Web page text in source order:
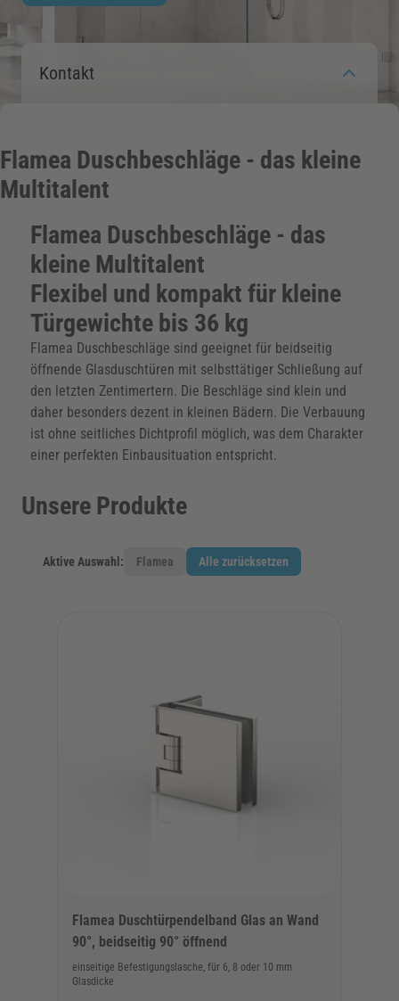
für Kategorie Zargen anzeigen
für Kategorie Aussenverglasung
für Kategorie Angebote anzeigen
Kontakt
Flamea Duschbeschläge - das kleine
Multitalent
Flamea Duschbeschläge - das
kleine Multitalent
Flexibel und kompakt für kleine
Türgewichte bis 36 kg
Flamea Duschbeschläge sind geeignet für beidseitig
öffnende Glasduschtüren mit selbsttätiger Schließung auf
den letzten Zentimertern. Die Beschläge sind klein und
daher besonders dezent in kleinen Bädern. Die Verbauung
ist ohne seitliches Dichtprofil möglich, was dem Charakter
einer perfekten Einbausituation entspricht.
Unsere Produkte
Aktive Auswahl: Flamea Alle zurücksetzen
Flamea Duschtürpendelband Glas an Wand
90°, beidseitig 90° öffnend
einseitige Befestigungslasche, für 6, 8 oder 10 mm
Glasdicke